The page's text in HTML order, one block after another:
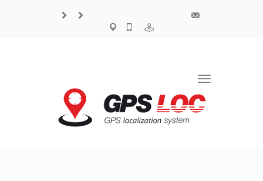
Toggle